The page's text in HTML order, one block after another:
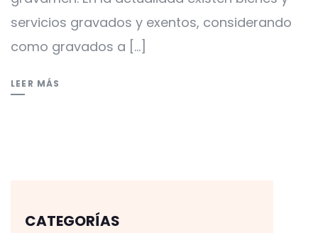
servicios gravados y exentos, considerando
como gravados a […]
LEER MÁS
CATEGORÍAS